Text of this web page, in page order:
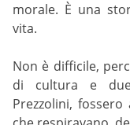
morale. È una
vita.
Non è difficile,
di cultura e
Prezzolini, fossero